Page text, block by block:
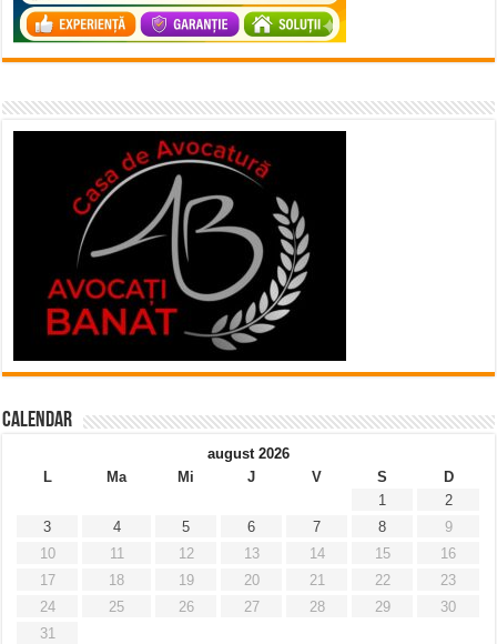
Calendar
august 2026
L
Ma Mi J V S
D
1
2
3
4 5 6 7 8
9
10
11 12 13 14 15
16
17
18 19 20 21 22
23
24
25 26 27 28 29
30
31